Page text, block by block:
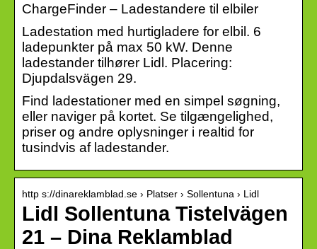
ChargeFinder – Ladestandere til elbiler
Ladestation med hurtigladere for elbil. 6
ladepunkter på max 50 kW. Denne
ladestander tilhører Lidl. Placering:
Djupdalsvägen 29.
Find ladestationer med en simpel søgning,
eller naviger på kortet. Se tilgængelighed,
priser og andre oplysninger i realtid for
tusindvis af ladestander.
http s://dinareklamblad.se › Platser › Sollentuna › Lidl
Lidl Sollentuna Tistelvägen
21 – Dina Reklamblad